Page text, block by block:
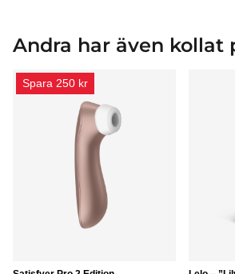
Andra har även kollat
Spara 250 kr